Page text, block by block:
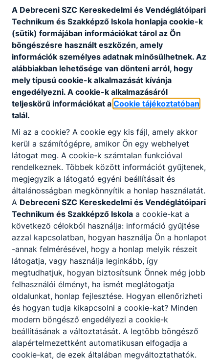
helyi, országos és nemzetközi versenyen érnek el
remek eredményeket.
Összetartó, baráti közösségek alakulnak ki az
iskola rendezvényein és kirándulásain, a közös
főzések és
sportesemények alkalmával.
Mozdulj, Debrecen! programsorozat
Iskolánk a 2023/2024-es tanévben csatlakozott a
"Mozdulj Debrecen!" programhoz, melynek célja a
kevésbé aktív illetve az egészségügyi
szakszolgálat által kiszűrt tanulókkal is
megszerettetni a mozgás örömét.
Iskolánk két testnevelő tanára koordinálja a
különböző mozgásos feladatokat és a
rendezvényeken való részvételt. Habár a program
hivatalosan csak októbertől lesz elérhető heti
rendszerességgel a tanulóink számára, de már a
szeptember hónapban megkezdődött a
gyermekek válogatása és már két városi
rendezvényen is sikeresen részt vettünk.
Szeptember 25-én a Dr. vitéz Roncsik Jenő
sportnapon iskolánk két csapattal képviseltette
magát az egész napos rendezvényen ahol
diákjaink nagyon szép eredményt értek el.
Szeptember 27-én a Kratochvil Károly Honvéd
Középiskola és Kollégium sportnapján vettünk
részt 30 fővel. Itt különböző versenyszámokban
mérettettünk meg.
A Debreceni SZC Kereskedelmi és Vendéglátóipari
Technikum és Szakképző Iskola honlapja cookie-k
(sütik) formájában információkat tárol az Ön
böngészésre használt eszközén, amely
információk személyes adatnak minősülhetnek. Az
alábbiakban lehetősége van dönteni arról, hogy
mely típusú cookie-k alkalmazását kívánja
engedélyezni. A cookie-k alkalmazásáról
teljeskörű információkat a Cookie tájékoztatóban
talál.
Mi az a cookie? A cookie egy kis fájl, amely akkor
kerül a számítógépre, amikor Ön egy webhelyet
látogat meg. A cookie-k számtalan funkcióval
rendelkeznek. Többek között információt gyűjtenek,
megjegyzik a látogató egyéni beállításait és
általánosságban megkönnyítik a honlap használatát.
A Debreceni SZC Kereskedelmi és Vendéglátóipari
Technikum és Szakképző Iskola a cookie-kat a
következő célokból használja: információ gyűjtése
azzal kapcsolatban, hogyan használja Ön a honlapot
-annak felmérésével, hogy a honlap melyik részeit
látogatja, vagy használja leginkább, így
megtudhatjuk, hogyan biztosítsunk Önnek még jobb
felhasználói élményt, ha ismét meglátogatja
oldalunkat, honlap fejlesztése. Hogyan ellenőrizheti
és hogyan tudja kikapcsolni a cookie-kat? Minden
modern böngésző engedélyezi a cookie-k
beállításának a változtatását. A legtöbb böngésző
alapértelmezettként automatikusan elfogadja a
cookie-kat, de ezek általában megváltoztathatók.